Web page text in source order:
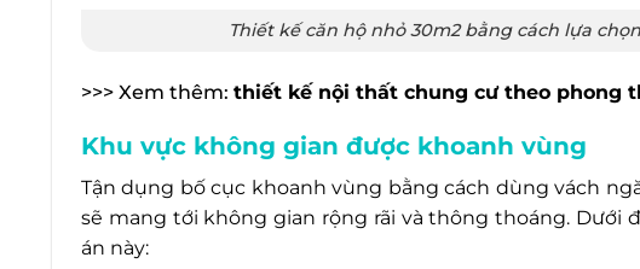
Thiết kế căn hộ nhỏ 30m2 bằng cách lựa
>>> Xem thêm: thiết kế nội thất chung cư theo phong
Khu vực không gian được khoanh vùng
Tận dụng bố cục khoanh vùng bằng cách dùng vách
sẽ mang tới không gian rộng rãi và thông thoáng. Dưới
án này: